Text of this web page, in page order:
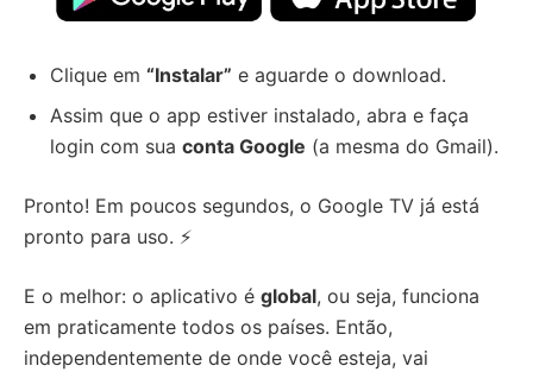
Clique em “Instalar” e aguarde o download.
Assim que o app estiver instalado, abra e faça
login com sua conta Google (a mesma do Gmail).
Pronto! Em poucos segundos, o Google TV já está
pronto para uso. ⚡
E o melhor: o aplicativo é global, ou seja, funciona
em praticamente todos os países. Então,
independentemente de onde você esteja, vai